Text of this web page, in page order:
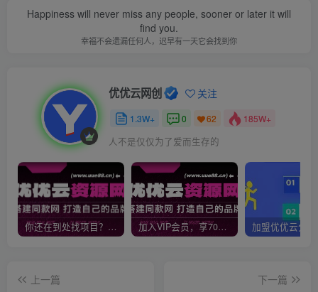
Happiness will never miss any people, sooner or later it will
find you.
幸福不会遗漏任何人，迟早有一天它会找到你
优优云网创 关注
1.3W+ 0 62 185W+
人不是仅仅为了爱而生存的
你还在到处找项目？还在当韭菜？我靠网创资源站一个月收入5万+，曾经我也是个失败者。 加入VIP会员，享70%的推广提成，免费学习多种网上创业课程，菜鸟秒变大神！
上一篇
下一篇